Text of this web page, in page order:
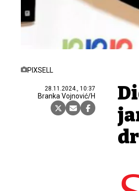
PIXSELL
28.11.2024., 10:37
Branka Vojnović/H